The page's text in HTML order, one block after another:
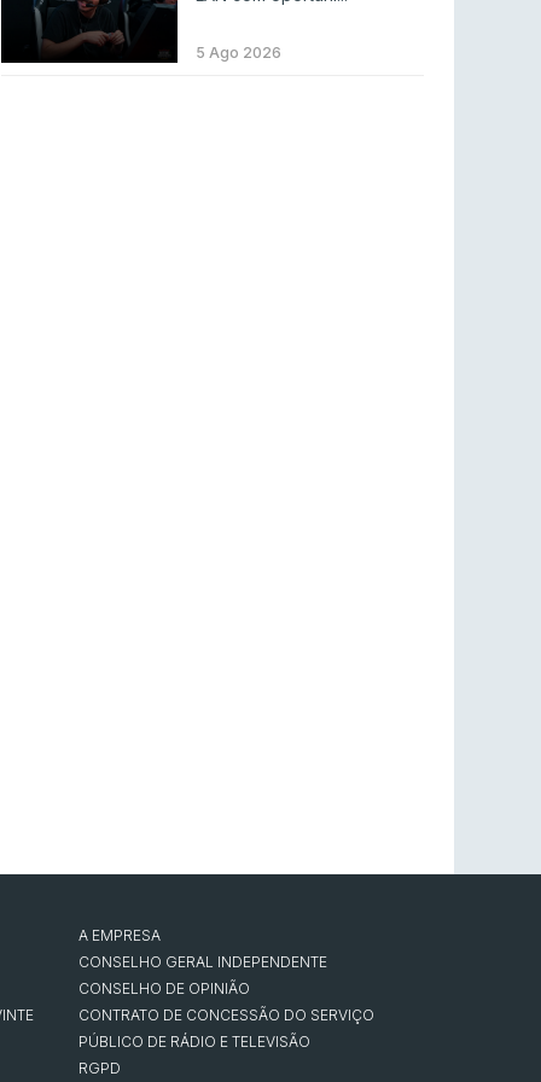
MOUZ surpreende Spirit para vencer BLAST
Bounty
5 Ago 2026
A EMPRESA
CONSELHO GERAL INDEPENDENTE
CONSELHO DE OPINIÃO
CONTRATO DE CONCESSÃO DO SERVIÇO
PÚBLICO DE RÁDIO E TELEVISÃO
RGPD